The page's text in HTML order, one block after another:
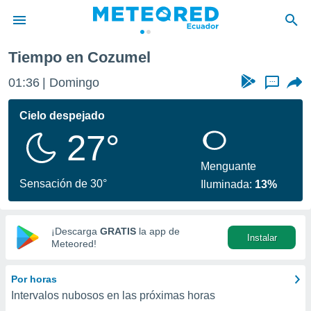
de
ha
calidad.
a este
las
y
digital
basada
Tiempo en Cozumel
01:36 Domingo ...
Cielo despejado
27°
Sensación de 30°
Menguante
Iluminada: 13%
¡Descarga GRATIS la app de
Meteored!
Instalar
Por horas
Intervalos nubosos en las próximas horas